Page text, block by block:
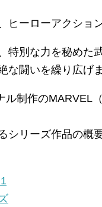
ヒーローアクショ
特別な力を秘めた
な闘いを繰り広げま
ル制作のMARVEL
シリーズ作品の概